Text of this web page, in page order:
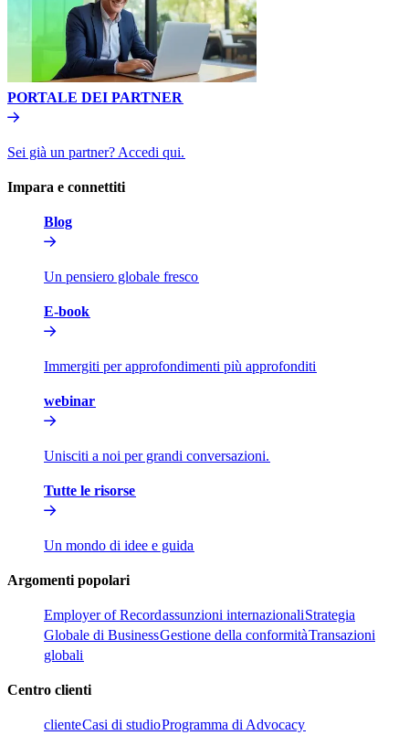
PORTALE DEI PARTNER​​
Sei già un partner? Accedi qui.​​
Impara e connettiti​​
Blog​​
Un pensiero globale fresco​​
E-book​​
Immergiti per approfondimenti più approfonditi​​
webinar​​
Unisciti a noi per grandi conversazioni.​​
Tutte le risorse​​
Un mondo di idee e guida​​
Argomenti popolari​​
Employer of Record​​assunzioni internazionali​​Strategia
Globale di Business​​Gestione della conformità​​Transazioni
globali​​
Centro clienti​​
cliente​​Casi di studio​​Programma di Advocacy​​